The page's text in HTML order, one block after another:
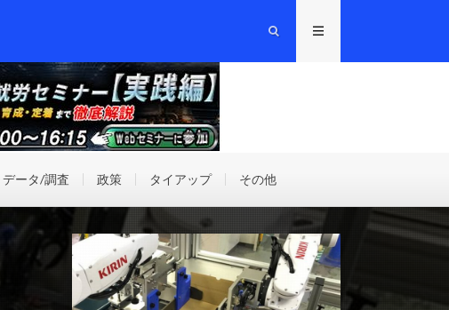
データ/調査 政策 タイアップ その他